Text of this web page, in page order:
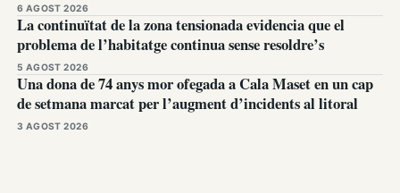
6 AGOST 2026
La continuïtat de la zona tensionada evidencia que el
problema de l’habitatge continua sense resoldre’s
5 AGOST 2026
Una dona de 74 anys mor ofegada a Cala Maset en un cap
de setmana marcat per l’augment d’incidents al litoral
3 AGOST 2026